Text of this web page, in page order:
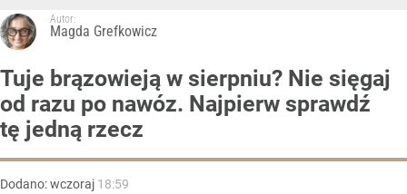
Autor:
Magda Grefkowicz
Tuje brązowieją w sierpniu? Nie sięgaj
od razu po nawóz. Najpierw sprawdź
tę jedną rzecz
Dodano:wczoraj 18:59